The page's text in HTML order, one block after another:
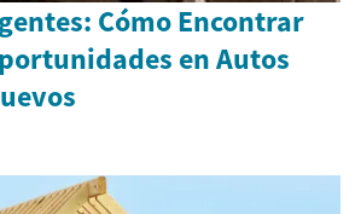
Cómo Encontrar
en Autos